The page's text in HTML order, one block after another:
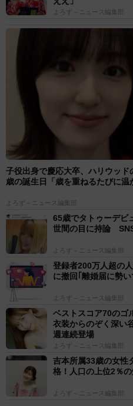
よろず～ニュース編集部
子役出身で慶応大卒、ハリウッ
歳の誕生日「歳を重ねるたびに温
よろず～ニュース編集部
65歳でタトゥーデ
世間の目に持論
よろず～ニュース編集部
登録者200万人超の
に撤回｢離婚届に勢
よろず～ニュース編集部
ベストスコア70のゴ
衣装からのぞく深い
週連続登場
よろず～ニュース編集部
吉本所属33歳の女性
格！人口の上位2％
よろず～ニュース編集部